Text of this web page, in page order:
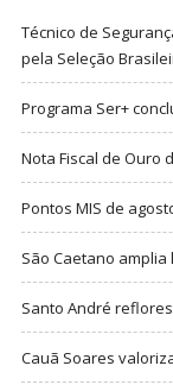
Técnico de
pela Seleção
Programa Ser+
Nota Fiscal de Ouro
Pontos MIS de
São Caetano
Santo André
Cauã Soares